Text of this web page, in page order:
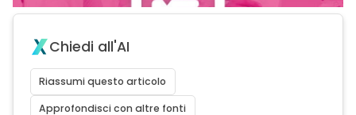
Chiedi all'AI
Riassumi questo articolo
Approfondisci con altre fonti